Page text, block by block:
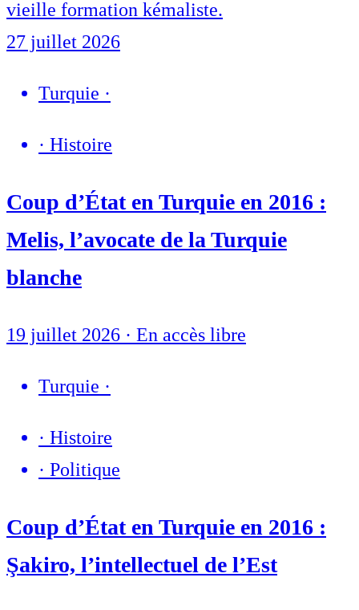
vieille formation kémaliste.
27 juillet 2026
Turquie ·
· Histoire
Coup d’État en Turquie en 2016 :
Melis, l’avocate de la Turquie
blanche
19 juillet 2026 · En accès libre
Turquie ·
· Histoire
· Politique
Coup d’État en Turquie en 2016 :
Şakiro, l’intellectuel de l’Est